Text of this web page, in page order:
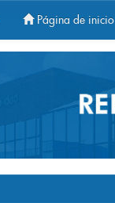
Página de inicio